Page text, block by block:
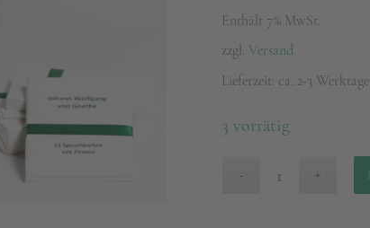
Enthält 7% MwSt.
zzgl. Versand
Lieferzeit: ca. 2-3 Werktage
3 vorrätig